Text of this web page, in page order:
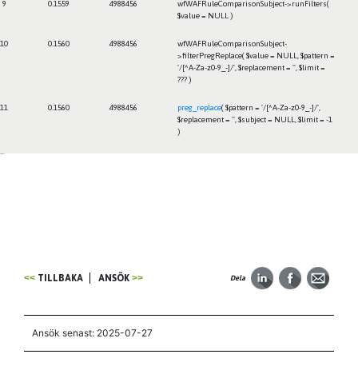
9 0.1559 4988456
wfWAFRuleComparisonSubject->runFilters(
$value = NULL )
10 0.1560 4988456
wfWAFRuleComparisonSubject-
>filterPregReplace($value = NULL
$pattern =
'/[^A-Za-z0-9_-]/' $replacement = '' $limit =
??? )
11 0.1560 4988456 preg_replace($pattern = '/[^A-Za-z0-9_-]/'
$replacement = '' $subject = NULL $limit = -1
)
TILLBAKA ANSÖK Dela
Ansök senast: 2025-07-27